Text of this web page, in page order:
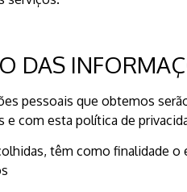
DAS
pessoais que obtemos
e com esta política de
têm como finalidade